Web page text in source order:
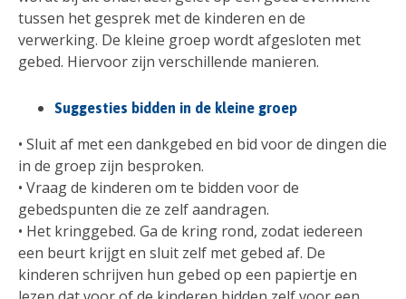
tussen het gesprek met de kinderen en de
verwerking. De kleine groep wordt afgesloten met
gebed. Hiervoor zijn verschillende manieren.
Suggesties bidden in de kleine groep
• Sluit af met een dankgebed en bid voor de dingen die
in de groep zijn besproken.
• Vraag de kinderen om te bidden voor de
gebedspunten die ze zelf aandragen.
• Het kringgebed. Ga de kring rond, zodat iedereen
een beurt krijgt en sluit zelf met gebed af. De
kinderen schrijven hun gebed op een papiertje en